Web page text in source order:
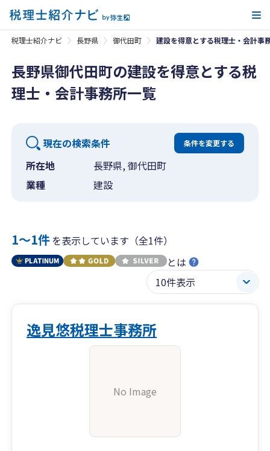
税理士紹介ナビ 長野県 御代田町 建設を得意とする税理士・会計事
長野県御代田町の建設を得意とする税
理士・会計事務所一覧
現在の検索条件 条件を変更する
所在地
長野県, 御代田町
業種
建設
1〜1件を表示しています（全1件）
とは
逸見悠税理士事務所
No Image